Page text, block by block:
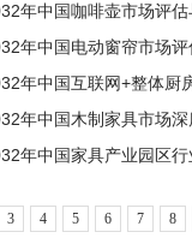
年中国咖啡壶市场评
年中国电动窗帘市场
年中国互联网+整体厨
年中国木制家具市场
年中国家具产业园区
3 4 5 6 7 8